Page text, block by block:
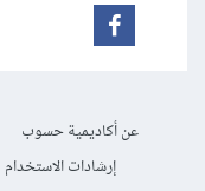
عن أكاديمية حسوب
إرشادات الاستخدام